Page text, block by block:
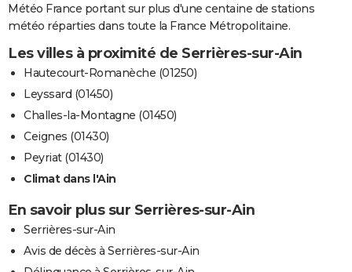
Météo France portant sur plus d'une centaine de stations
météo réparties dans toute la France Métropolitaine.
Les villes à proximité de Serrières-sur-Ain
Hautecourt-Romanèche (01250)
Leyssard (01450)
Challes-la-Montagne (01450)
Ceignes (01430)
Peyriat (01430)
Climat dans l'Ain
En savoir plus sur Serrières-sur-Ain
Serrières-sur-Ain
Avis de décès à Serrières-sur-Ain